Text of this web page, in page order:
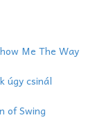
Me The Way
úgy csinál
of Swing